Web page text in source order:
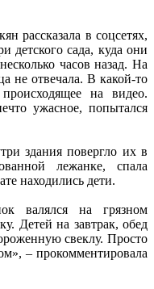
рассказала в соцсетях,
детского сада, куда они
часов назад. На
не отвечала. В какой-то
на видео.
ужасное, попытался
здания повергло их в
лежанке, спала
находились дети.
валялся на грязном
Детей на завтрак, обед
свеклу. Просто
– прокомментировала